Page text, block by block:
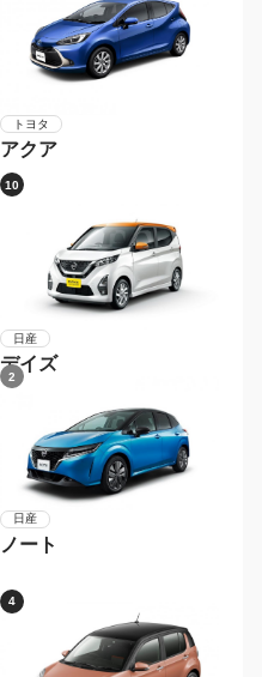
トヨタ
アクア
10
日産
デイズ
2
日産
ノート
4